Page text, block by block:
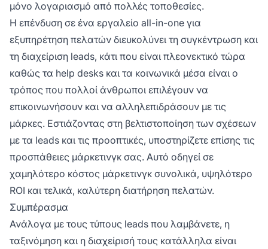
μόνο λογαριασμό από πολλές τοποθεσίες.
Η επένδυση σε ένα εργαλείο all-in-one για
εξυπηρέτηση πελατών διευκολύνει τη συγκέντρωση και
τη διαχείριση leads, κάτι που είναι πλεονεκτικό τώρα
καθώς τα help desks και τα κοινωνικά μέσα είναι ο
τρόπος που πολλοί άνθρωποι επιλέγουν να
επικοινωνήσουν και να αλληλεπιδράσουν με τις
μάρκες. Εστιάζοντας στη βελτιστοποίηση των σχέσεων
με τα leads και τις προοπτικές, υποστηρίζετε επίσης τις
προσπάθειες μάρκετινγκ σας. Αυτό οδηγεί σε
χαμηλότερο κόστος μάρκετινγκ συνολικά, υψηλότερο
ROI και τελικά, καλύτερη διατήρηση πελατών.
Συμπέρασμα
Ανάλογα με τους τύπους leads που λαμβάνετε, η
ταξινόμηση και η διαχείρισή τους κατάλληλα είναι